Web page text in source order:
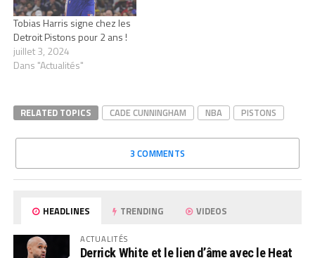
Tobias Harris signe chez les
Detroit Pistons pour 2 ans !
juillet 3, 2024
Dans "Actualités"
RELATED TOPICS CADE CUNNINGHAM NBA PISTONS
3 COMMENTS
HEADLINES TRENDING VIDEOS
ACTUALITÉS
Derrick White et le lien d’âme avec le Heat